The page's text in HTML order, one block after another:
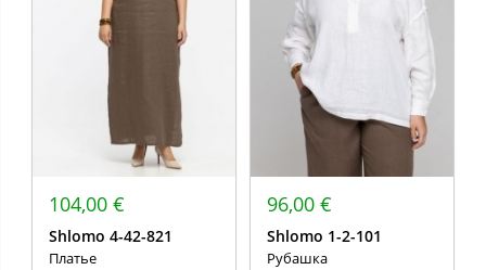
104,00 €
Shlomo 4-42-821
Платье
96,00 €
Shlomo 1-2-101
Рубашка